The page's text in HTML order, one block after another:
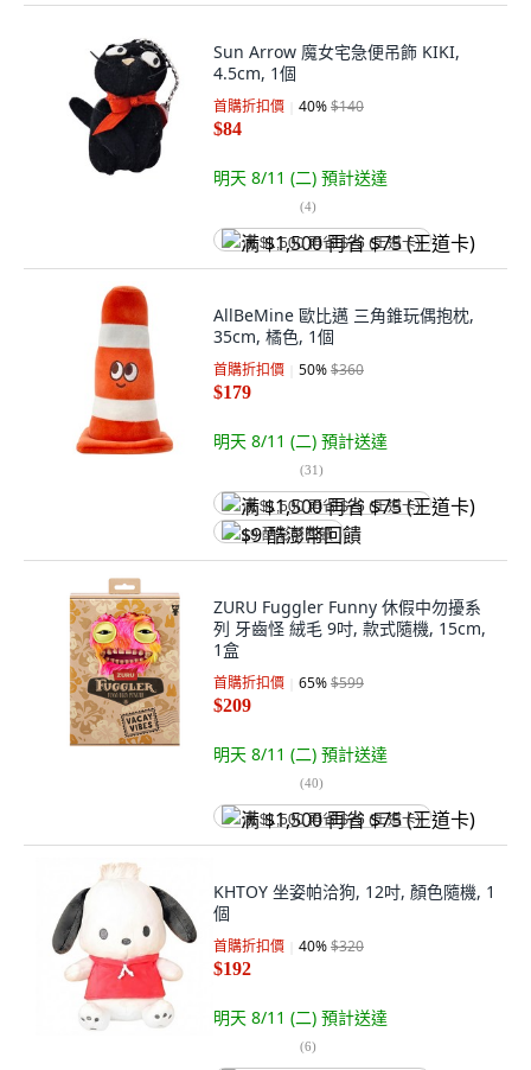
Sun Arrow 魔女宅急便吊飾 KIKI,
4.5cm, 1個
首購折扣價 40%$140
$84
明天 8/11 (二) 預計送達
(4)
满 $1,500 再省 $75 (王道卡)
AllBeMine 歐比邁 三角錐玩偶抱枕,
35cm, 橘色, 1個
首購折扣價 50%$360
$179
明天 8/11 (二) 預計送達
(31)
满 $1,500 再省 $75 (王道卡)
$9 酷澎幣回饋
ZURU Fuggler Funny 休假中勿擾系
列 牙齒怪 絨毛 9吋, 款式隨機, 15cm,
1盒
首購折扣價 65%$599
$209
明天 8/11 (二) 預計送達
(40)
满 $1,500 再省 $75 (王道卡)
KHTOY 坐姿帕洽狗, 12吋, 顏色隨機, 1
個
首購折扣價 40%$320
$192
明天 8/11 (二) 預計送達
(6)